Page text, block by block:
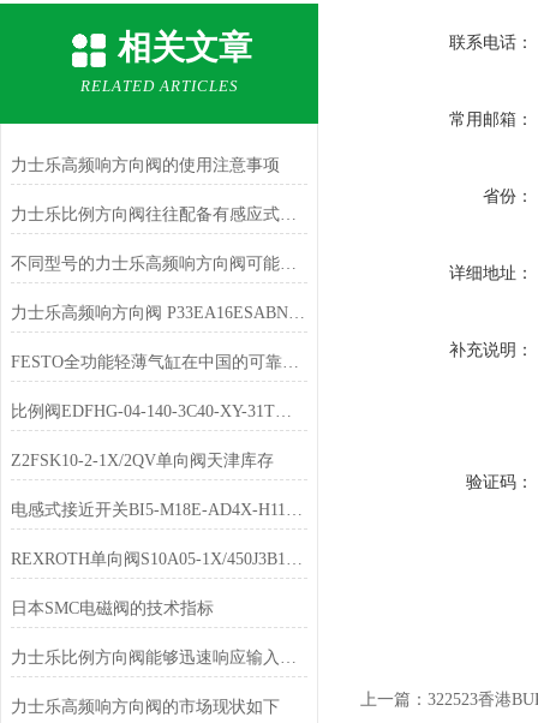
相关文章
RELATED ARTICLES
力士乐高频响方向阀的使用注意事项
力士乐比例方向阀往往配备有感应式位置传感器
不同型号的力士乐高频响方向阀可能有一些细微的差异
力士乐高频响方向阀 P33EA16ESABNJP天津供货
FESTO全功能轻薄气缸在中国的可靠支持与欧洲相同的高标准
比例阀EDFHG-04-140-3C40-XY-31T天津供应商
Z2FSK10-2-1X/2QV单向阀天津库存
电感式接近开关BI5-M18E-AD4X-H1141参数
REXROTH单向阀S10A05-1X/450J3B15参数
日本SMC电磁阀的技术指标
力士乐比例方向阀能够迅速响应输入信号的变化
力士乐高频响方向阀的市场现状如下
联系电话：
常用邮箱：
省份：
详细地址：
补充说明：
验证码：
上一篇： 322523香港